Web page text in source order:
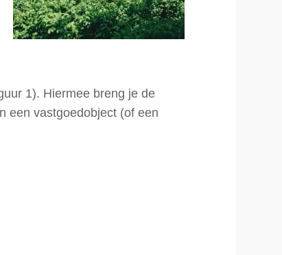
1). Hiermee breng je de
een vastgoedobject (of een